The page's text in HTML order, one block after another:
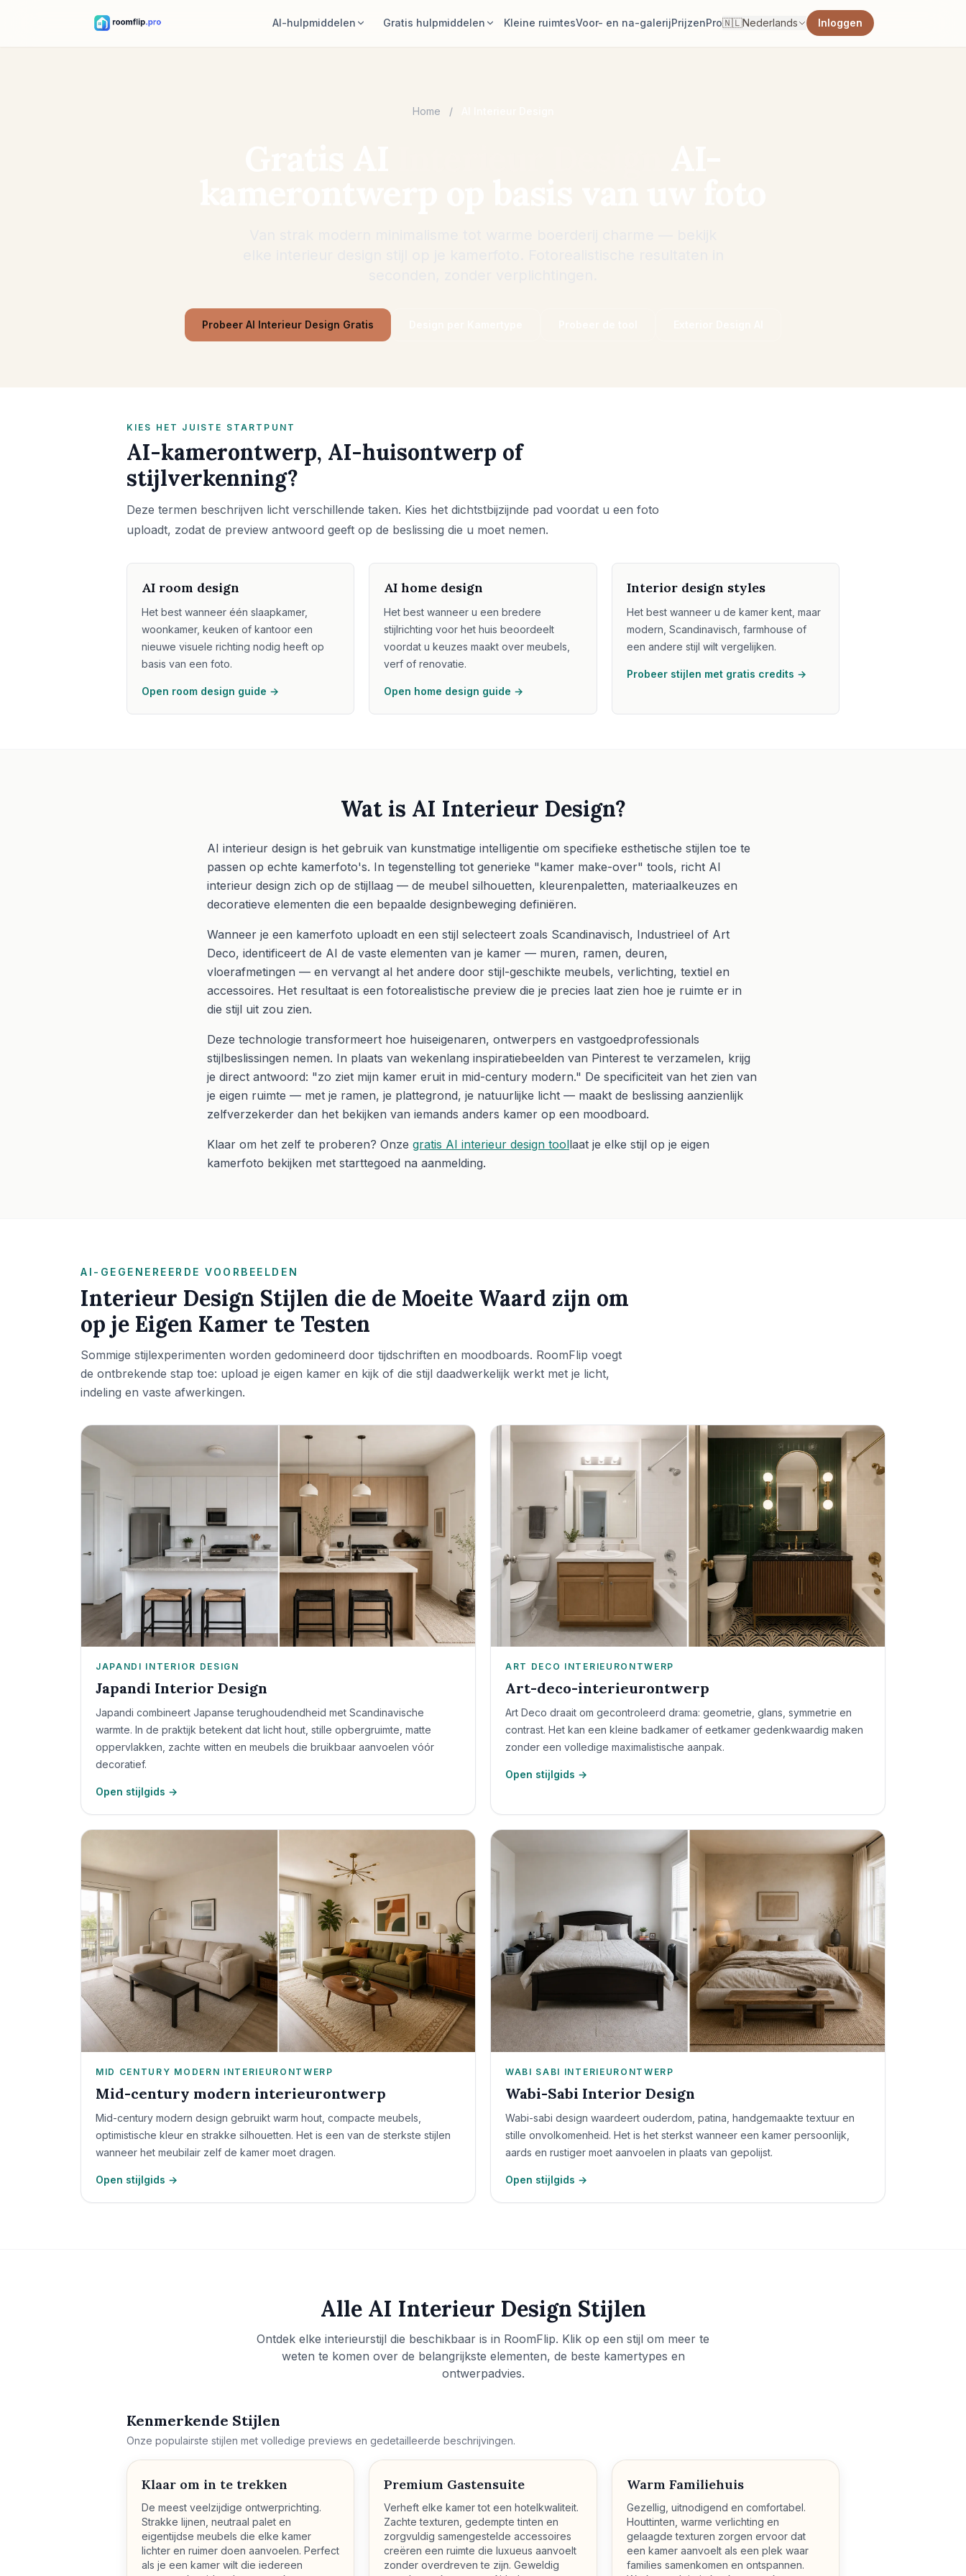
AI-hulpmiddelen Gratis hulpmiddelen Kleine ruimtesVoor- en na-galerijPrijzenPro🇳🇱Nederlands Inloggen
Home /
Probeer AI Interieur Design Gratis
KIES HET JUISTE STARTPUNT
AI-kamerontwerp, AI-huisontwerp of
stijlverkenning?
Deze termen beschrijven licht verschillende taken. Kies het dichtstbijzijnde pad voordat u een foto
uploadt, zodat de preview antwoord geeft op de beslissing die u moet nemen.
AI room design
Het best wanneer één slaapkamer,
woonkamer, keuken of kantoor een
nieuwe visuele richting nodig heeft op
basis van een foto.
Open room design guide →
AI home design
Het best wanneer u een bredere
stijlrichting voor het huis beoordeelt
voordat u keuzes maakt over meubels,
verf of renovatie.
Open home design guide →
Interior design styles
Het best wanneer u de kamer kent, maar
modern, Scandinavisch, farmhouse of
een andere stijl wilt vergelijken.
Probeer stijlen met gratis credits →
Wat is AI Interieur Design?
AI interieur design is het gebruik van kunstmatige intelligentie om specifieke esthetische stijlen toe te
passen op echte kamerfoto's. In tegenstelling tot generieke "kamer make-over" tools, richt AI
interieur design zich op de stijllaag — de meubel silhouetten, kleurenpaletten, materiaalkeuzes en
decoratieve elementen die een bepaalde designbeweging definiëren.
Wanneer je een kamerfoto uploadt en een stijl selecteert zoals Scandinavisch, Industrieel of Art
Deco, identificeert de AI de vaste elementen van je kamer — muren, ramen, deuren,
vloerafmetingen — en vervangt al het andere door stijl-geschikte meubels, verlichting, textiel en
accessoires. Het resultaat is een fotorealistische preview die je precies laat zien hoe je ruimte er in
die stijl uit zou zien.
Deze technologie transformeert hoe huiseigenaren, ontwerpers en vastgoedprofessionals
stijlbeslissingen nemen. In plaats van wekenlang inspiratiebeelden van Pinterest te verzamelen, krijg
je direct antwoord: "zo ziet mijn kamer eruit in mid-century modern." De specificiteit van het zien van
je eigen ruimte — met je ramen, je plattegrond, je natuurlijke licht — maakt de beslissing aanzienlijk
zelfverzekerder dan het bekijken van iemands anders kamer op een moodboard.
Klaar om het zelf te proberen? Onze gratis AI interieur design toollaat je elke stijl op je eigen
kamerfoto bekijken met starttegoed na aanmelding.
AI-GEGENEREERDE VOORBEELDEN
Interieur Design Stijlen die de Moeite Waard zijn om
op je Eigen Kamer te Testen
Sommige stijlexperimenten worden gedomineerd door tijdschriften en moodboards. RoomFlip voegt
de ontbrekende stap toe: upload je eigen kamer en kijk of die stijl daadwerkelijk werkt met je licht,
indeling en vaste afwerkingen.
JAPANDI INTERIOR DESIGN
Japandi Interior Design
Japandi combineert Japanse terughoudendheid met Scandinavische
warmte. In de praktijk betekent dat licht hout, stille opbergruimte, matte
oppervlakken, zachte witten en meubels die bruikbaar aanvoelen vóór
decoratief.
Open stijlgids →
ART DECO INTERIEURONTWERP
Art-deco-interieurontwerp
Art Deco draait om gecontroleerd drama: geometrie, glans, symmetrie en
contrast. Het kan een kleine badkamer of eetkamer gedenkwaardig maken
zonder een volledige maximalistische aanpak.
Open stijlgids →
MID CENTURY MODERN INTERIEURONTWERP
Mid-century modern interieurontwerp
Mid-century modern design gebruikt warm hout, compacte meubels,
optimistische kleur en strakke silhouetten. Het is een van de sterkste stijlen
wanneer het meubilair zelf de kamer moet dragen.
Open stijlgids →
WABI SABI INTERIEURONTWERP
Wabi-Sabi Interior Design
Wabi-sabi design waardeert ouderdom, patina, handgemaakte textuur en
stille onvolkomenheid. Het is het sterkst wanneer een kamer persoonlijk,
aards en rustiger moet aanvoelen in plaats van gepolijst.
Open stijlgids →
Alle AI Interieur Design Stijlen
Ontdek elke interieurstijl die beschikbaar is in RoomFlip. Klik op een stijl om meer te
weten te komen over de belangrijkste elementen, de beste kamertypes en
ontwerpadvies.
Kenmerkende Stijlen
Onze populairste stijlen met volledige previews en gedetailleerde beschrijvingen.
Klaar om in te trekken
De meest veelzijdige ontwerprichting.
Strakke lijnen, neutraal palet en
eigentijdse meubels die elke kamer
lichter en ruimer doen aanvoelen. Perfect
als je een kamer wilt die iedereen
Premium Gastensuite
Verheft elke kamer tot een hotelkwaliteit.
Zachte texturen, gedempte tinten en
zorgvuldig samengestelde accessoires
creëren een ruimte die luxueus aanvoelt
zonder overdreven te zijn. Geweldig
Warm Familiehuis
Gezellig, uitnodigend en comfortabel.
Houttinten, warme verlichting en
gelaagde texturen zorgen ervoor dat
een kamer aanvoelt als een plek waar
families samenkomen en ontspannen.